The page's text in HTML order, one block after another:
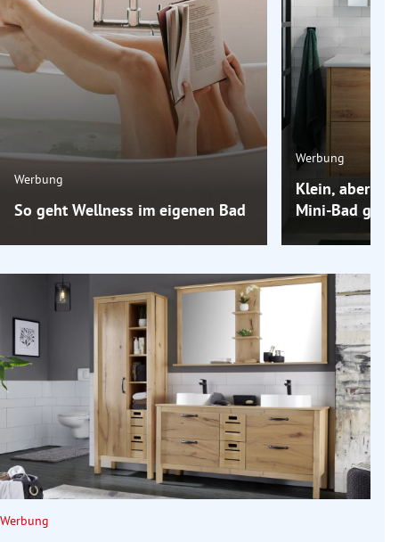
Werbung
So geht Wellness im eigenen Bad
Werbung
Klein, aber
Mini-Bad groß
Werbung